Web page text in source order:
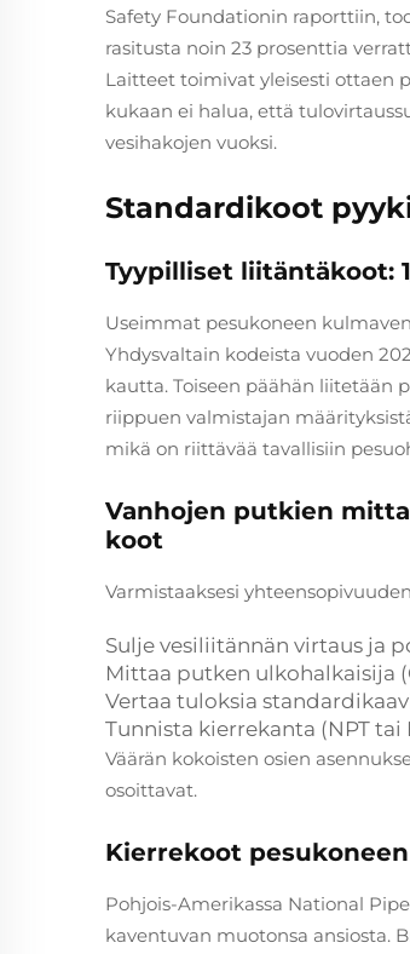
Safety Foundationin raporttiin,
rasitusta noin 23 prosenttia
Laitteet toimivat yleisesti ottaen
kukaan ei halua, että
vesihakojen vuoksi.
Standardikoot
Tyypilliset liitäntäkoot:
Useimmat pesukoneen
Yhdysvaltain kodeista vuoden
kautta. Toiseen päähän liitetään
riippuen valmistajan
mikä on riittävää tavallisiin
Vanhojen putkien
koot
Varmistaaksesi
Sulje vesiliitännän virtaus ja
Mittaa putken ulkohalkaisija
Vertaa tuloksia
Tunnista kierrekanta (NPT
Väärän kokoisten osien
osoittavat.
Kierrekoot
Pohjois-Amerikassa National
kaventuvan muotonsa ansiosta.